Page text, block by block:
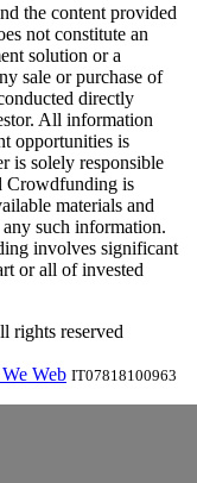
the content provided
not constitute an
solution or a
sale or purchase of
directly
All information
opportunities is
is solely responsible
Crowdfunding is
materials and
such information.
involves significant
or all of invested
rights reserved
Web IT07818100963